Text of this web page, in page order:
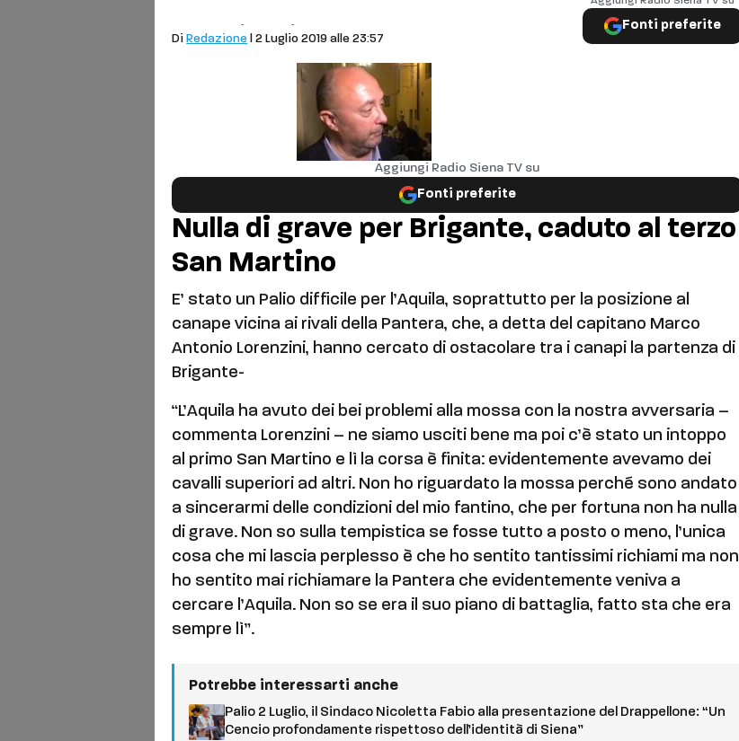
Di Redazione | 2 Luglio 2019 alle 23:57
Fonti preferite
Aggiungi Radio Siena TV su
Fonti preferite
Nulla di grave per Brigante, caduto al terzo
San Martino
E’ stato un Palio difficile per l’Aquila, soprattutto per la posizione al
canape vicina ai rivali della Pantera, che, a detta del capitano Marco
Antonio Lorenzini, hanno cercato di ostacolare tra i canapi la partenza di
Brigante-
“L’Aquila ha avuto dei bei problemi alla mossa con la nostra avversaria –
commenta Lorenzini – ne siamo usciti bene ma poi c’è stato un intoppo
al primo San Martino e lì la corsa è finita: evidentemente avevamo dei
cavalli superiori ad altri. Non ho riguardato la mossa perché sono andato
a sincerarmi delle condizioni del mio fantino, che per fortuna non ha nulla
di grave. Non so sulla tempistica se fosse tutto a posto o meno, l’unica
cosa che mi lascia perplesso è che ho sentito tantissimi richiami ma non
ho sentito mai richiamare la Pantera che evidentemente veniva a
cercare l’Aquila. Non so se era il suo piano di battaglia, fatto sta che era
sempre lì”.
Potrebbe interessarti anche
Palio 2 Luglio, il Sindaco Nicoletta Fabio alla presentazione del Drappellone: “Un
Cencio profondamente rispettoso dell’identità di Siena”